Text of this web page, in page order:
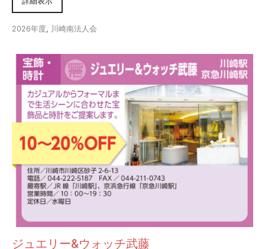
2026年度, 川崎南法人会
ジュエリー&ウォッチ武藤